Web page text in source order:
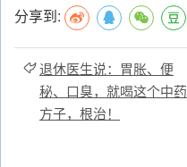
分享到:
退休医生说：胃胀、便
秘、口臭，就喝这个中药
方子，根治！